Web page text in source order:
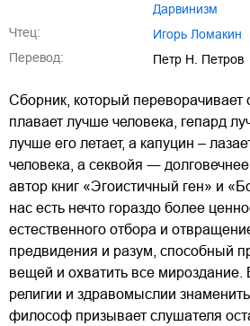
дарвинизм
Чтец:
Игорь Ломакин
Перевод:
Петр Н. Петров
Сборник, который переворачивает
плавает лучше человека, гепард
лучше его летает, а капуцин –
человека, а секвойя ―
автор книг «Эгоистичный ген» и
нас есть нечто гораздо более
естественного отбора и
предвидения и разум, способный
вещей и охватить все мироздание.
религии и здравомыслии
философ призывает слушателя